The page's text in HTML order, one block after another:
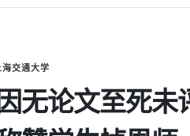
海交通大学
无论文至死未